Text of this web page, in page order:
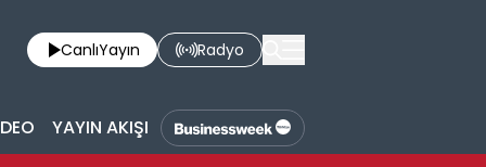
CanlıYayın Radyo
YAYIN AKIŞI